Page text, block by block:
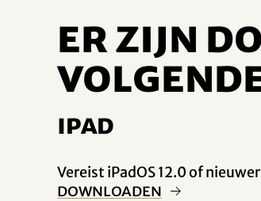
Er zijn
iPad
Vereist iPadOS 12.0 of
Downloaden